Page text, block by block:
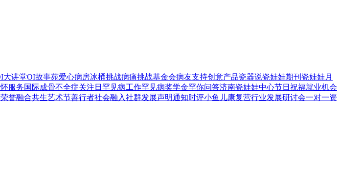
大讲堂OI故事苑爱心病房冰桶挑战病痛挑战基金会病友支持创意产品瓷器说瓷娃娃期刊 瓷娃娃月
服务国际成骨不全症关注日 罕见病工作罕见病奖学金罕你问答济南瓷娃娃中心节日祝福就业机会
荣誉融合共生艺术节善行者社会融入社群发展声明通知时评小鱼儿康复营行业发展研讨会一对一资